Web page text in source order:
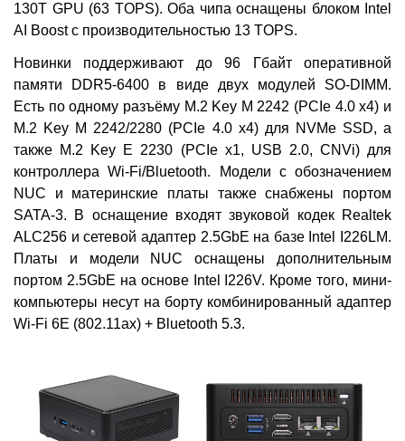
130T GPU (63 TOPS). Оба чипа оснащены блоком Intel
AI Boost с производительностью 13 TOPS.
Новинки поддерживают до 96 Гбайт оперативной
памяти DDR5-6400 в виде двух модулей SO-DIMM.
Есть по одному разъёму M.2 Key M 2242 (PCIe 4.0 x4) и
M.2 Key M 2242/2280 (PCIe 4.0 x4) для NVMe SSD, а
также M.2 Key E 2230 (PCIe x1, USB 2.0, CNVi) для
контроллера Wi-Fi/Bluetooth. Модели с обозначением
NUC и материнские платы также снабжены портом
SATA-3. В оснащение входят звуковой кодек Realtek
ALC256 и сетевой адаптер 2.5GbE на базе Intel I226LM.
Платы и модели NUC оснащены дополнительным
портом 2.5GbE на основе Intel I226V. Кроме того, мини-
компьютеры несут на борту комбинированный адаптер
Wi-Fi 6E (802.11ax) + Bluetooth 5.3.